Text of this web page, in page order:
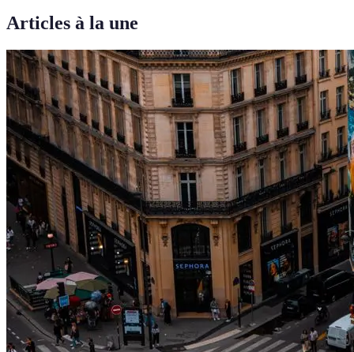
Articles à la une